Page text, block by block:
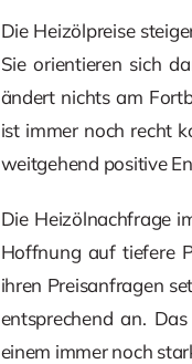
Die Heizölpreise
Sie orientieren sich
ändert nichts am
ist immer noch recht
weitgehend positive
Die Heizölnachfrage
Hoffnung auf tiefere
ihren Preisanfragen
entsprechend an.
einem immer noch